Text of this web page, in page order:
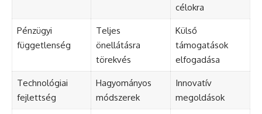
célokra
Pénzügyi
függetlenség
Teljes
önellátásra
törekvés
Külső
támogatások
elfogadása
Technológiai
fejlettség
Hagyományos
módszerek
Innovatív
megoldások